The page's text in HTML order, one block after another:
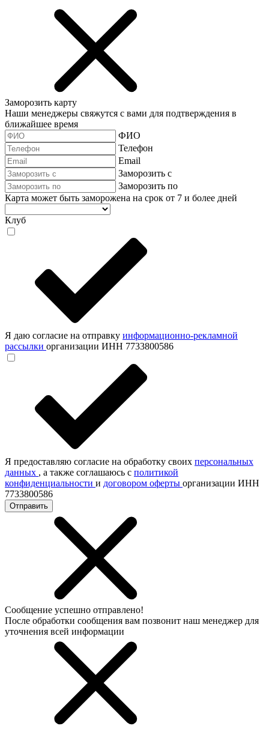
Заморозить карту
Наши менеджеры свяжутся с вами для подтверждения в
ближайшее время
ФИО
Телефон
Email
Заморозить с
Заморозить по
Карта может быть заморожена на срок от 7 и более дней
Клуб
Я даю согласие на отправку информационно-рекламной
рассылки организации ИНН 7733800586
Я предоставляю согласие на обработку своих персональных
данных , а также соглашаюсь с политикой
конфиденциальности и договором оферты организации ИНН
7733800586
Отправить
Сообщение успешно отправлено!
После обработки сообщения вам позвонит наш менеджер для
уточнения всей информации